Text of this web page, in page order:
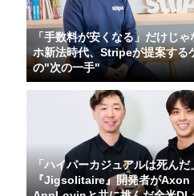
「手数料が安くなる」だけじ
ホ新法時代、Stripeが提案する
の"次の一手"
「ハイパーカジュアルは死ん
『Jigsolitaire』開発者がAxon